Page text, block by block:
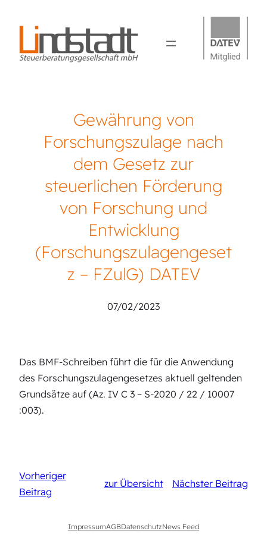
Gewährung von
Forschungszulage nach
dem Gesetz zur
steuerlichen Förderung
von Forschung und
Entwicklung
(Forschungszulagengeset
z – FZulG) DATEV
07/02/2023
Das BMF-Schreiben führt die für die Anwendung
des Forschungszulagengesetzes aktuell geltenden
Grundsätze auf (Az. IV C 3 – S-2020 / 22 / 10007
:003).
Vorheriger
Beitrag
zur Übersicht Nächster Beitrag
ImpressumAGBDatenschutzNews Feed